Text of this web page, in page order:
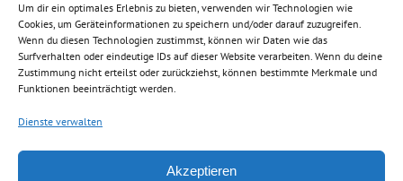
Um dir ein optimales Erlebnis zu bieten, verwenden wir Technologien wie
Cookies, um Geräteinformationen zu speichern und/oder darauf zuzugreifen.
Wenn du diesen Technologien zustimmst, können wir Daten wie das
Surfverhalten oder eindeutige IDs auf dieser Website verarbeiten. Wenn du deine
Zustimmung nicht erteilst oder zurückziehst, können bestimmte Merkmale und
Funktionen beeinträchtigt werden.
Dienste verwalten
Akzeptieren